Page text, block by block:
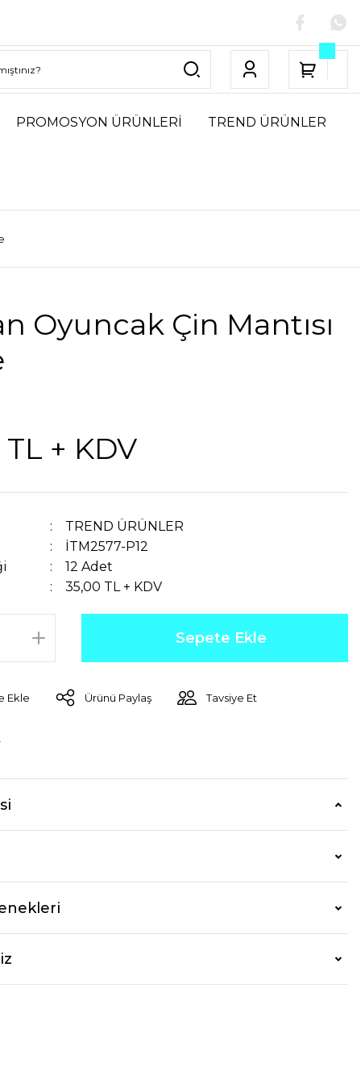
PROMOSYON ÜRÜNLERİ TREND ÜRÜNLER
Oyuncak Çin Mantısı
+ KDV
TREND ÜRÜNLER
İTM2577-P12
12 Adet
35,00 TL + KDV
Sepete Ekle
Ürünü Paylaş Tavsiye Et